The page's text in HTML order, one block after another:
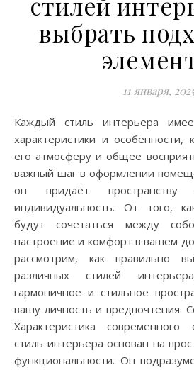
выбрать
11 января, 2025
Каждый стиль интерьера имеет свои уникальные
характеристики и особенности,
его атмосферу и общее
важный шаг в оформлении
он придаёт пространству
индивидуальность. От того,
будут сочетаться между
настроение и комфорт в вашем
рассмотрим, как правильно
различных стилей
гармоничное и стильное
вашу личность и предпочтения.
Характеристика
стиль интерьера основан на
функциональности. Он